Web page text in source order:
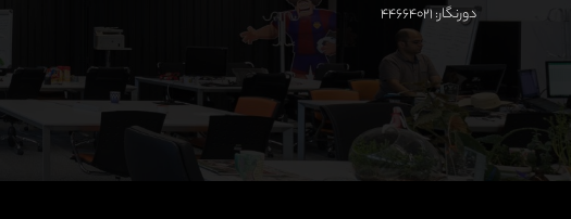
دورنگار: ۴۴۶۶۴۰۲۱